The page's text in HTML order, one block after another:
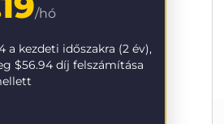
/hó
a kezdeti időszakra (2 év),
$56.94 díj felszámítása